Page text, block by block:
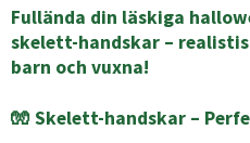
Fullända din läskiga
skelett-handskar –
barn och vuxna!
🧤Skelett-handskar –